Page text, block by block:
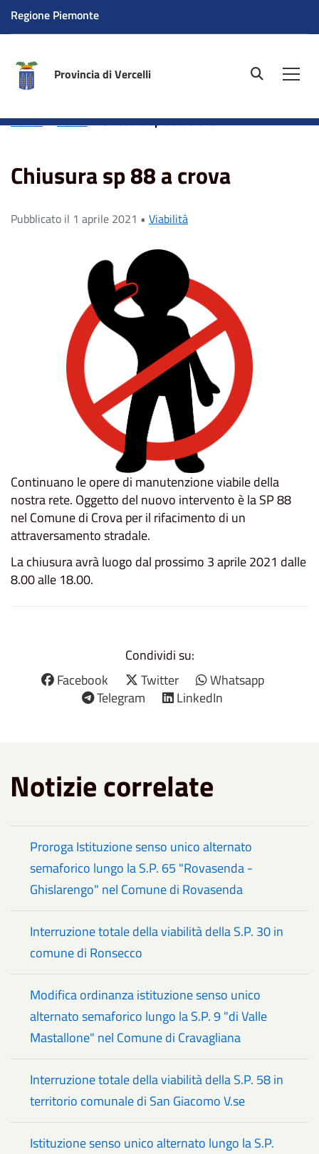
Regione Piemonte
Provincia di Vercelli site.searc
Home News Chiusura sp 88 a crova
Chiusura sp 88 a crova
Pubblicato il 1 aprile 2021 • Viabilità
Continuano le opere di manutenzione viabile della
nostra rete. Oggetto del nuovo intervento è la SP 88
nel Comune di Crova per il rifacimento di un
attraversamento stradale.
La chiusura avrà luogo dal prossimo 3 aprile 2021 dalle
8.00 alle 18.00.
Condividi su:
Facebook
Twitter
Whatsapp
Telegram
LinkedIn
Notizie correlate
Proroga Istituzione senso unico alternato
semaforico lungo la S.P. 65 "Rovasenda -
Ghislarengo" nel Comune di Rovasenda
Interruzione totale della viabilità della S.P. 30 in
comune di Ronsecco
Modifica ordinanza istituzione senso unico
alternato semaforico lungo la S.P. 9 "di Valle
Mastallone" nel Comune di Cravagliana
Interruzione totale della viabilità della S.P. 58 in
territorio comunale di San Giacomo V.se
Istituzione senso unico alternato lungo la S.P.